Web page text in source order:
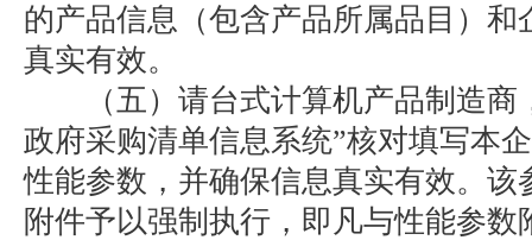
的产品信息（包含产品所属品目）和
真实有效。
（五）请台式计算机产品制造商
政府采购清单信息系统”核对填写本
性能参数，并确保信息真实有效。该
附件予以强制执行，即凡与性能参数